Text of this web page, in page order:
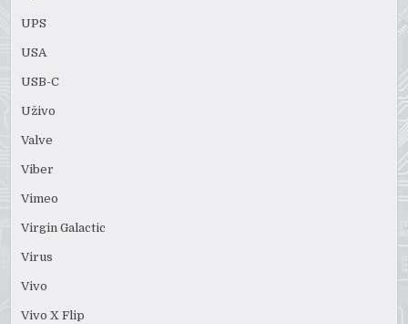
UPS
USA
USB-C
Uživo
Valve
Viber
Vimeo
Virgin Galactic
Virus
Vivo
Vivo X Flip